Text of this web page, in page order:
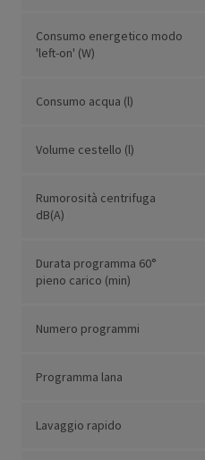
Consumo energetico modo
'left-on' (W)
Consumo acqua (l)
Volume cestello (l)
Rumorosità centrifuga
dB(A)
Durata programma 60°
pieno carico (min)
Numero programmi
Programma lana
Lavaggio rapido